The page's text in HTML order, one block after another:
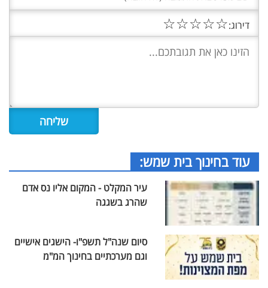
דירוג:☆
☆
☆
☆
☆
עוד בחינוך בית שמש:
עיר המקלט - המקום אליו נס אדם
שהרג בשגגה
סיום שנה"ל תשפ"ו- הישגים אישיים
וגם מערכתיים בחינוך המ"מ